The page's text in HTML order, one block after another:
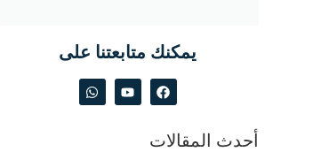
يمكنك متابعتنا على
أحدث المقالات